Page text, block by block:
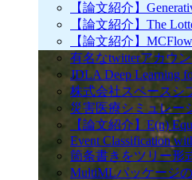
【論文紹介】
【論文紹介】The
【論文紹介】
有名なtwitterアカウ
JDLA Deep Learning
株式会社スペースシ
災害医療シミュレー
【論文紹介】E(n)
Event Classification
箇条書きをツリー形
MultiMLパッケージ